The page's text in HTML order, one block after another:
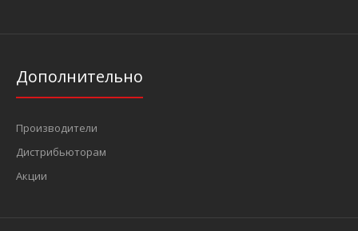
Дополнительно
Производители
Дистрибьюторам
Акции